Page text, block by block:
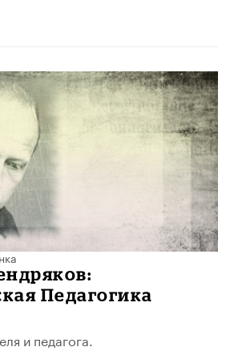
Педагогика
и педагога.